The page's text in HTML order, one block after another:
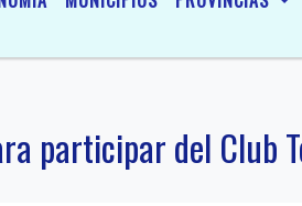
participar del Club